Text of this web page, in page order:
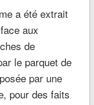
a été extrait
aux
de
le parquet de
par une
pour des faits